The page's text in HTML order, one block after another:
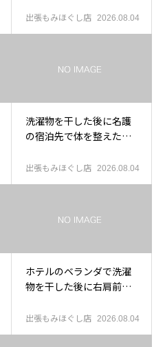
出張もみほぐし店 2026.08.04
洗濯物を干した後に名護
の宿泊先で体を整えたい
出張もみほぐし店 2026.08.04
ホテルのベランダで洗濯
物を干した後に右肩前を
出張もみほぐし店 2026.08.04